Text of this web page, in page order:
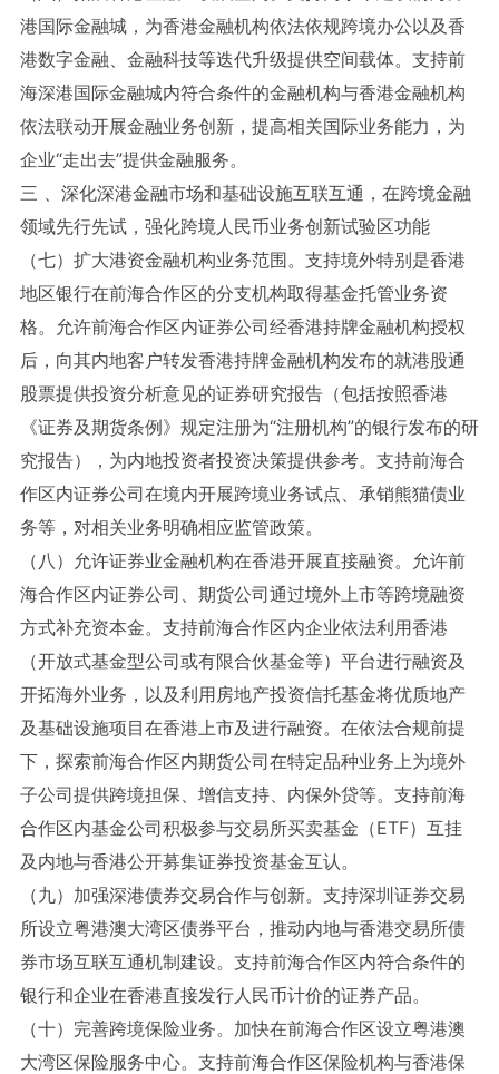
港国际金融城，为香港金融机构依法依规跨境办公以及香
港数字金融、金融科技等迭代升级提供空间载体。支持前
海深港国际金融城内符合条件的金融机构与香港金融机构
依法联动开展金融业务创新，提高相关国际业务能力，为
企业“走出去”提供金融服务。
三 、深化深港金融市场和基础设施互联互通，在跨境金融
领域先行先试，强化跨境人民币业务创新试验区功能
（七）扩大港资金融机构业务范围。支持境外特别是香港
地区银行在前海合作区的分支机构取得基金托管业务资
格。允许前海合作区内证券公司经香港持牌金融机构授权
后，向其内地客户转发香港持牌金融机构发布的就港股通
股票提供投资分析意见的证券研究报告（包括按照香港
《证券及期货条例》规定注册为“注册机构”的银行发布的研
究报告），为内地投资者投资决策提供参考。支持前海合
作区内证券公司在境内开展跨境业务试点、承销熊猫债业
务等，对相关业务明确相应监管政策。
（八）允许证券业金融机构在香港开展直接融资。允许前
海合作区内证券公司、期货公司通过境外上市等跨境融资
方式补充资本金。支持前海合作区内企业依法利用香港
（开放式基金型公司或有限合伙基金等）平台进行融资及
开拓海外业务，以及利用房地产投资信托基金将优质地产
及基础设施项目在香港上市及进行融资。在依法合规前提
下，探索前海合作区内期货公司在特定品种业务上为境外
子公司提供跨境担保、增信支持、内保外贷等。支持前海
合作区内基金公司积极参与交易所买卖基金（ETF）互挂
及内地与香港公开募集证券投资基金互认。
（九）加强深港债券交易合作与创新。支持深圳证券交易
所设立粤港澳大湾区债券平台，推动内地与香港交易所债
券市场互联互通机制建设。支持前海合作区内符合条件的
银行和企业在香港直接发行人民币计价的证券产品。
（十）完善跨境保险业务。加快在前海合作区设立粤港澳
大湾区保险服务中心。支持前海合作区保险机构与香港保